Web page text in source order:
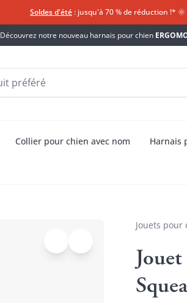
Soldes d'été : jusqu'à 70 % de réduction !*​ 🌞
Découvrez notre nouveau harnais pour chien
Collier pour chien avec nom Harnais
Jouets pour